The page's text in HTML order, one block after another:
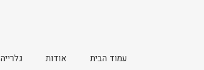
עמוד הבית אודות גלרייה